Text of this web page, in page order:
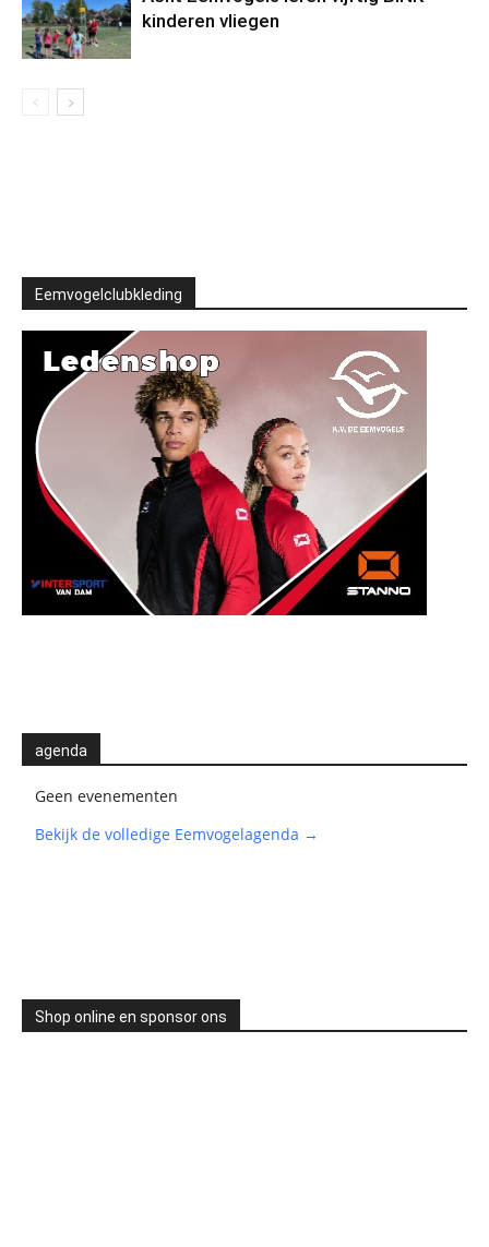
kinderen vliegen
Eemvogelclubkleding
agenda
Geen evenementen
Bekijk de volledige Eemvogelagenda →
Shop online en sponsor ons